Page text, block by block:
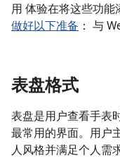
用 体验在将这些功
做好以下准备 ： 与
表盘格式
表盘是用户查看手表
最常用的界面。用户
人风格并满足个人需求